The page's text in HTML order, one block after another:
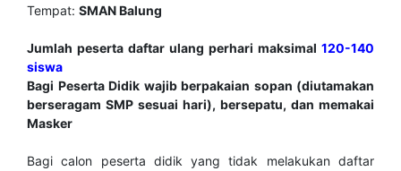
Tempat: SMAN Balung
Jumlah peserta daftar ulang perhari maksimal 120-140
siswa
Bagi Peserta Didik wajib berpakaian sopan (diutamakan
berseragam SMP sesuai hari), bersepatu, dan memakai
Masker
Bagi calon peserta didik yang tidak melakukan daftar